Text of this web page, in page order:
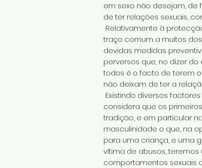
em sexo não desejam, de
de ter relações sexuais,
Relativamente à
traço comum a muitos
devidas medidas
perversos que, no dizer
todos é o facto de terem
não deixam de ter a
Existindo diversos
considera que os
tradição, e em particular
masculinidade o que, na
para uma criança, e uma
vítima de abusos,
comportamentos sexuais